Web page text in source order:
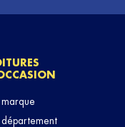
marque
département